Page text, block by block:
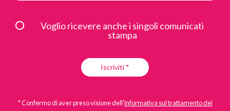
Voglio ricevere anche i singoli comunicati
stampa
Iscriviti *
* Confermo di aver preso visione dell'informativa sul trattamento dei